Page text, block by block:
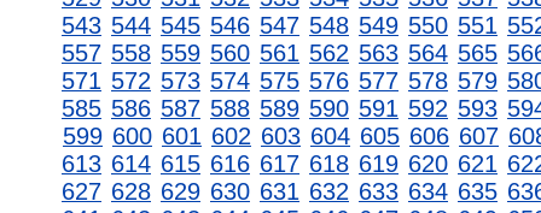
543 544 545 546 547 548 549 550 551
557 558 559 560 561 562 563 564 565
571 572 573 574 575 576 577 578 579
585 586 587 588 589 590 591 592 593
599 600 601 602 603 604 605 606 607
613 614 615 616 617 618 619 620 621
627 628 629 630 631 632 633 634 635